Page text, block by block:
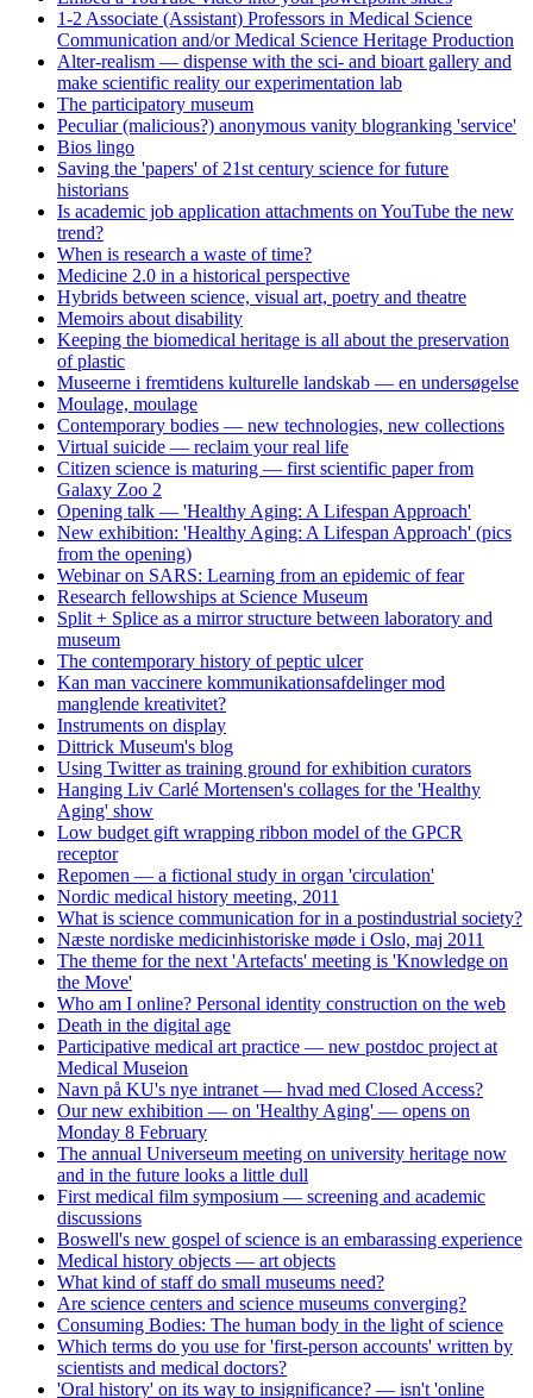
1-2 Associate (Assistant) Professors in Medical Science
Communication and/or Medical Science Heritage Production
Alter-realism — dispense with the sci- and bioart gallery and
make scientific reality our experimentation lab
The participatory museum
Peculiar (malicious?) anonymous vanity blogranking 'service'
Bios lingo
Saving the 'papers' of 21st century science for future
historians
Is academic job application attachments on YouTube the new
trend?
When is research a waste of time?
Medicine 2.0 in a historical perspective
Hybrids between science, visual art, poetry and theatre
Memoirs about disability
Keeping the biomedical heritage is all about the preservation
of plastic
Museerne i fremtidens kulturelle landskab — en undersøgelse
Moulage, moulage
Contemporary bodies — new technologies, new collections
Virtual suicide — reclaim your real life
Citizen science is maturing — first scientific paper from
Galaxy Zoo 2
Opening talk — 'Healthy Aging: A Lifespan Approach'
New exhibition: 'Healthy Aging: A Lifespan Approach' (pics
from the opening)
Webinar on SARS: Learning from an epidemic of fear
Research fellowships at Science Museum
Split + Splice as a mirror structure between laboratory and
museum
The contemporary history of peptic ulcer
Kan man vaccinere kommunikationsafdelinger mod
manglende kreativitet?
Instruments on display
Dittrick Museum's blog
Using Twitter as training ground for exhibition curators
Hanging Liv Carlé Mortensen's collages for the 'Healthy
Aging' show
Low budget gift wrapping ribbon model of the GPCR
receptor
Repomen — a fictional study in organ 'circulation'
Nordic medical history meeting, 2011
What is science communication for in a postindustrial society?
Næste nordiske medicinhistoriske møde i Oslo, maj 2011
The theme for the next 'Artefacts' meeting is 'Knowledge on
the Move'
Who am I online? Personal identity construction on the web
Death in the digital age
Participative medical art practice — new postdoc project at
Medical Museion
Navn på KU's nye intranet — hvad med Closed Access?
Our new exhibition — on 'Healthy Aging' — opens on
Monday 8 February
The annual Universeum meeting on university heritage now
and in the future looks a little dull
First medical film symposium — screening and academic
discussions
Boswell's new gospel of science is an embarassing experience
Medical history objects — art objects
What kind of staff do small museums need?
Are science centers and science museums converging?
Consuming Bodies: The human body in the light of science
Which terms do you use for 'first-person accounts' written by
scientists and medical doctors?
'Oral history' on its way to insignificance? — isn't 'online